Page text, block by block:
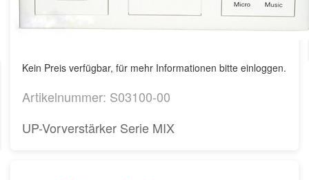
Kein Preis verfügbar, für mehr Informationen bitte einloggen.
Artikelnummer: S03100-00
UP-Vorverstärker Serie MIX